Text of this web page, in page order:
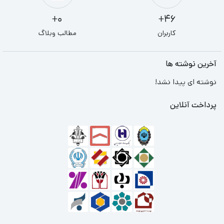
46+
کاربران
0+
مطالب وبلاگ
آخرین نوشته ها
نوشته ای پیدا نشد!
پرداخت آنلاین